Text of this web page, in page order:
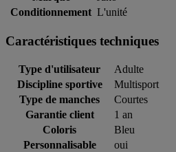
Conditionnement L'unité
Caractéristiques techniques
Type d'utilisateur
Adulte
Discipline sportive
Multisport
Type de manches
Courtes
Garantie client
1 an
Coloris
Bleu
Personnalisable
oui